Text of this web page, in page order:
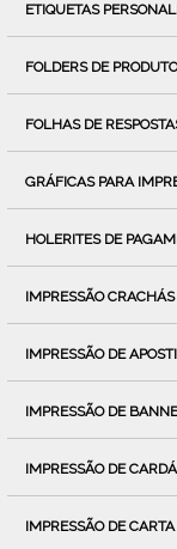
ETIQUETAS
FOLDERS DE
FOLHAS DE
GRÁFICAS PARA
HOLERITES DE
IMPRESSÃO CRACHÁS
IMPRESSÃO DE
IMPRESSÃO DE
IMPRESSÃO DE
IMPRESSÃO DE CARTA